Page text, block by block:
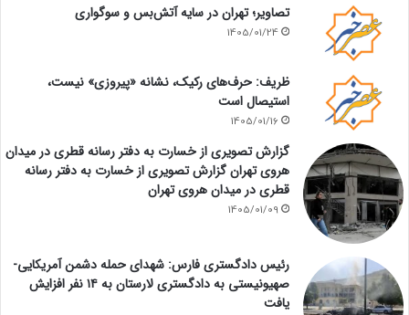
تصاویر؛ تهران در سایه آتش‌بس و سوگواری
1405/01/24
ظریف: حرف‌های رکیک، نشانه «پیروزی» نیست،
استیصال است
1405/01/16
گزارش تصویری از خسارت به دفتر رسانه قطری در میدان
هروی تهران گزارش تصویری از خسارت به دفتر رسانه
قطری در میدان هروی تهران
1405/01/09
رئیس دادگستری فارس: شهدای حمله دشمن آمریکایی-
صهیونیستی به دادگستری لارستان به ۱۴ نفر افزایش
یافت